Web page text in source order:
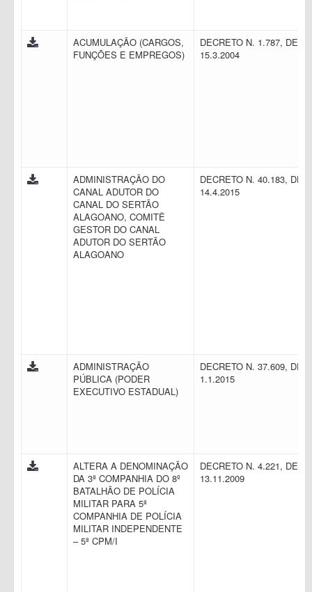
ACUMULAÇÃO (CARGOS,
FUNÇÕES E EMPREGOS)
DECRETO N. 1.787, DE
15.3.2004
ADMINISTRAÇÃO DO
CANAL ADUTOR DO
CANAL DO SERTÃO
ALAGOANO, COMITÊ
GESTOR DO CANAL
ADUTOR DO SERTÃO
ALAGOANO
DECRETO N. 40.183, DE
14.4.2015
ADMINISTRAÇÃO
PÚBLICA (PODER
EXECUTIVO ESTADUAL)
DECRETO N. 37.609, DE
1.1.2015
ALTERA A DENOMINAÇÃO
DA 3ª COMPANHIA DO 8º
BATALHÃO DE POLÍCIA
MILITAR PARA 5ª
COMPANHIA DE POLÍCIA
MILITAR INDEPENDENTE
– 5ª CPM/I
DECRETO N. 4.221, DE
13.11.2009